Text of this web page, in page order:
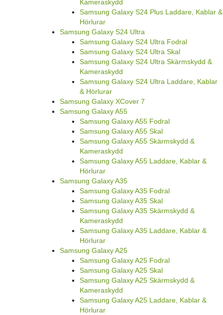
Kameraskydd
Samsung Galaxy S24 Plus Laddare, Kablar &
Hörlurar
Samsung Galaxy S24 Ultra
Samsung Galaxy S24 Ultra Fodral
Samsung Galaxy S24 Ultra Skal
Samsung Galaxy S24 Ultra Skärmskydd &
Kameraskydd
Samsung Galaxy S24 Ultra Laddare, Kablar
& Hörlurar
Samsung Galaxy XCover 7
Samsung Galaxy A55
Samsung Galaxy A55 Fodral
Samsung Galaxy A55 Skal
Samsung Galaxy A55 Skärmskydd &
Kameraskydd
Samsung Galaxy A55 Laddare, Kablar &
Hörlurar
Samsung Galaxy A35
Samsung Galaxy A35 Fodral
Samsung Galaxy A35 Skal
Samsung Galaxy A35 Skärmskydd &
Kameraskydd
Samsung Galaxy A35 Laddare, Kablar &
Hörlurar
Samsung Galaxy A25
Samsung Galaxy A25 Fodral
Samsung Galaxy A25 Skal
Samsung Galaxy A25 Skärmskydd &
Kameraskydd
Samsung Galaxy A25 Laddare, Kablar &
Hörlurar